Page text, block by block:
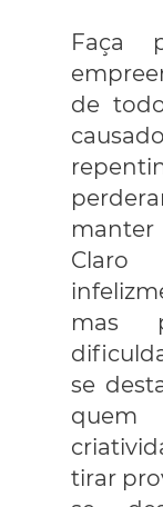
Faça
de
mas
se
quem
tirar